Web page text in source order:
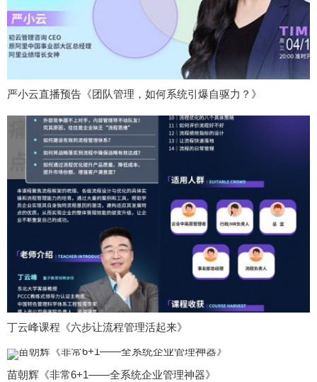
严小云直播预告《团队管理，如何系统引爆自驱力？》
丁云峰课程《六步让流程管理活起来》
苗朝辉《非常6+1——全系统企业管理神器》